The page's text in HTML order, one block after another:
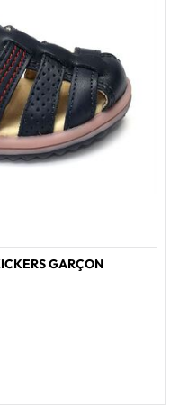
GARÇON